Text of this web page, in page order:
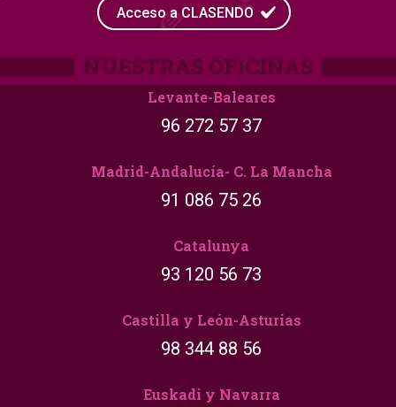
Acceso a CLASENDO
Levante-Baleares
96 272 57 37
Madrid-Andalucía- C. La Mancha
91 086 75 26
Catalunya
93 120 56 73
Castilla y León-Asturias
98 344 88 56
Euskadi y Navarra